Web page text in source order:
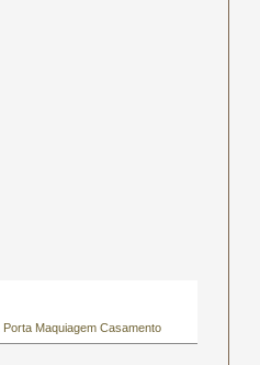
Porta Maquiagem Casamento